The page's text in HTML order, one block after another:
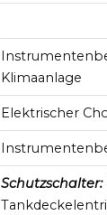
Klimaanlage
Elektrischer
Schutzschalter: